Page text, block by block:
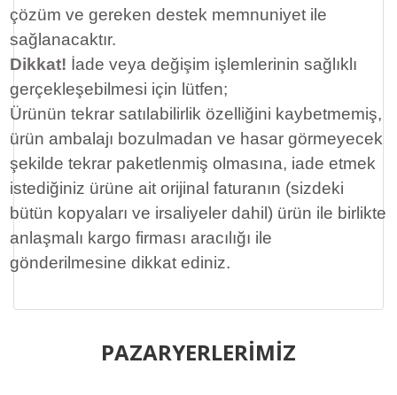
çözüm ve gereken destek memnuniyet ile
sağlanacaktır.
Dikkat! İade veya değişim işlemlerinin sağlıklı
gerçekleşebilmesi için lütfen;
Ürünün tekrar satılabilirlik özelliğini kaybetmemiş,
ürün ambalajı bozulmadan ve hasar görmeyecek
şekilde tekrar paketlenmiş olmasına, iade etmek
istediğiniz ürüne ait orijinal faturanın (sizdeki
bütün kopyaları ve irsaliyeler dahil) ürün ile birlikte
anlaşmalı kargo firması aracılığı ile
gönderilmesine dikkat ediniz.
Bu ürüne ilk yorumu siz yapın!
konularda yetersiz gördüğünüz noktaları öneri formunu
kullanarak tarafımıza iletebilirsiniz.
PAZARYERLERİMİZ